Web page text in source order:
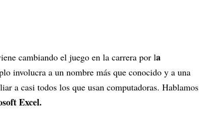
cambiando el juego en la carrera por la
involucra a un nombre más que conocido y a una
a casi todos los que usan computadoras. Hablamos
Excel.